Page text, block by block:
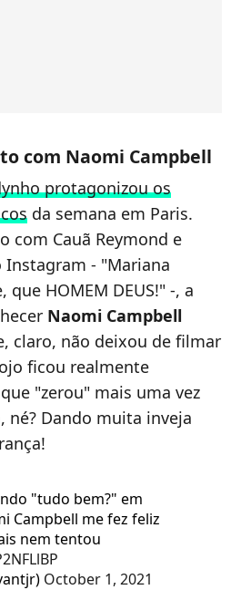
com Naomi Campbell
protagonizou os
da semana em Paris.
com Cauã Reymond e
- "Mariana
HOMEM DEUS!" -, a
Naomi Campbell
claro, não deixou de filmar
ficou realmente
"zerou" mais uma vez
né? Dando muita inveja
"tudo bem?" em
Campbell me fez feliz
nem tentou
October 1, 2021